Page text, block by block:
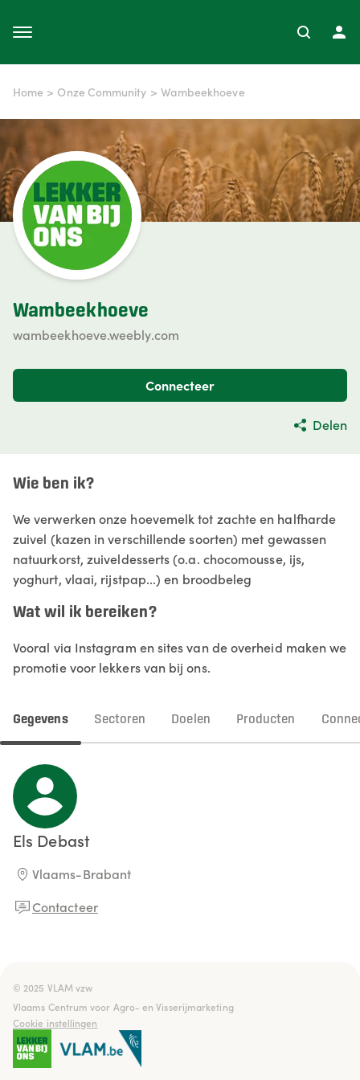
Home > Onze Community > Wambeekhoeve
Wambeekhoeve
wambeekhoeve.weebly.com
Connecteer
Delen
Wie ben ik?
We verwerken onze hoevemelk tot zachte en halfharde
zuivel (kazen in verschillende soorten) met gewassen
natuurkorst, zuiveldesserts (o.a. chocomousse, ijs,
yoghurt, vlaai, rijstpap...) en broodbeleg
Wat wil ik bereiken?
Vooral via Instagram en sites van de overheid maken we
promotie voor lekkers van bij ons.
Gegevens Sectoren Doelen Producten
Els Debast
Vlaams-Brabant
Contacteer
© 2025 VLAM vzw
Vlaams Centrum voor Agro- en Visserijmarketing
Cookie instellingen